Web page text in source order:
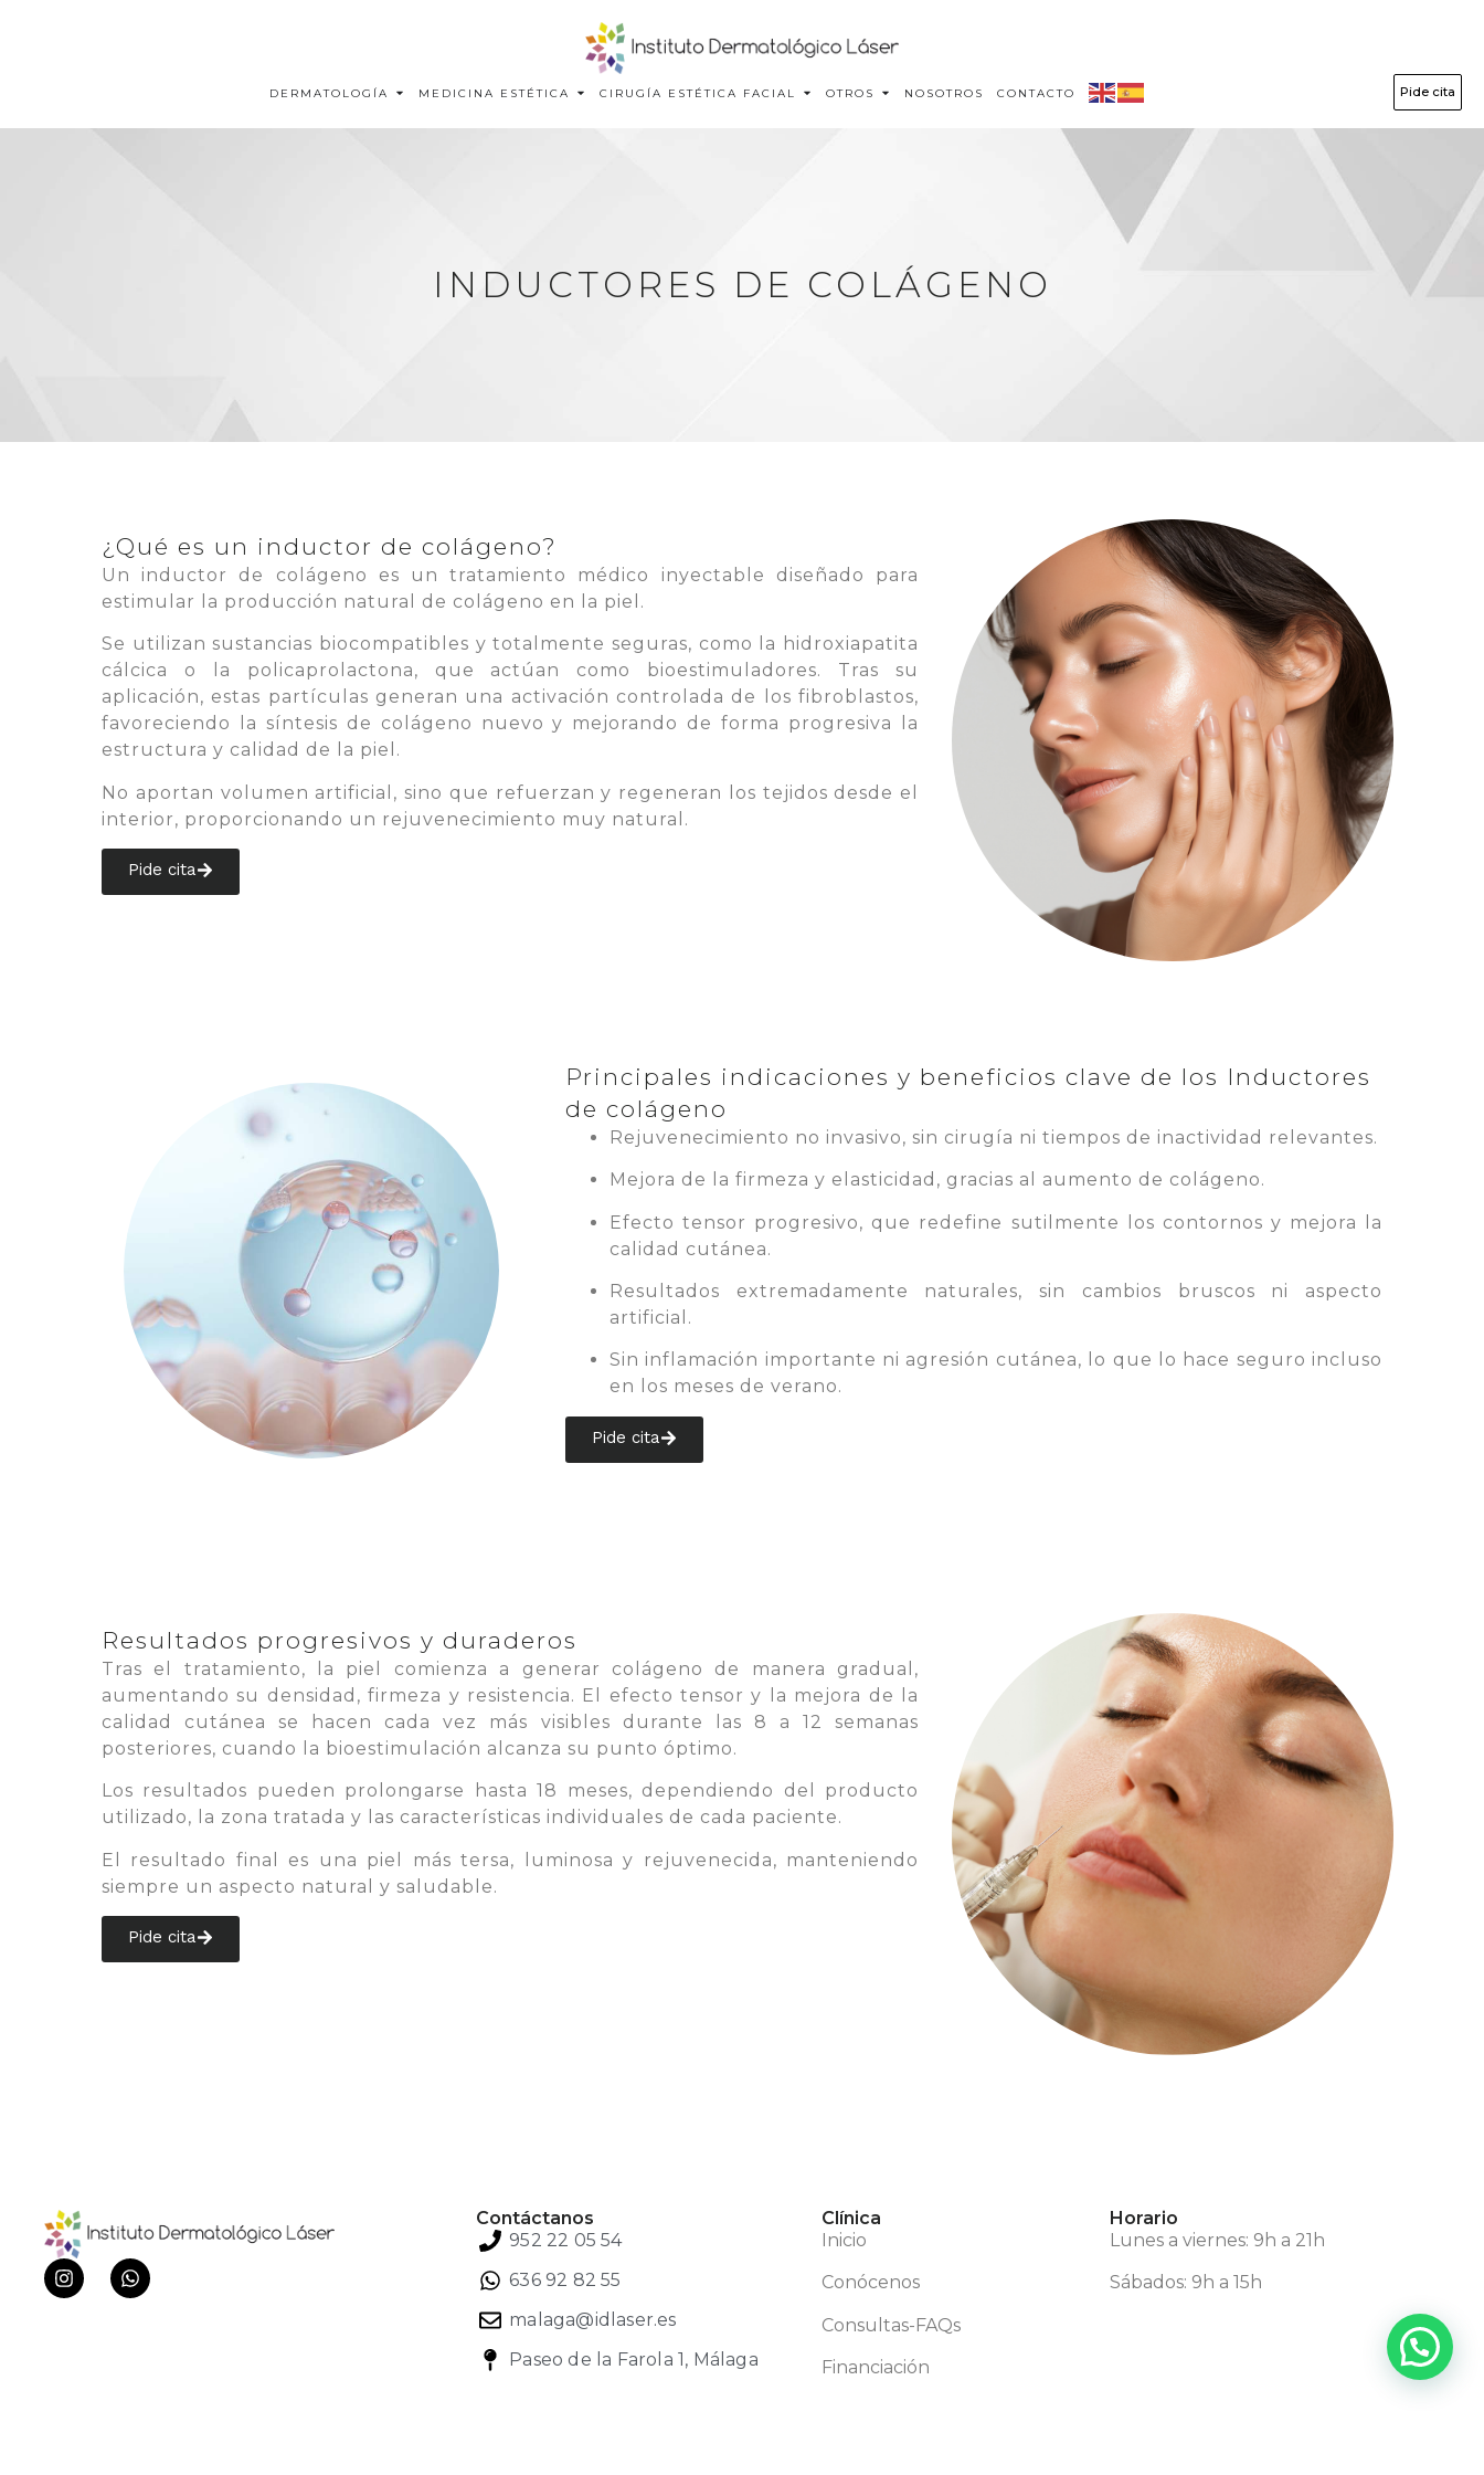
DERMATOLOGÍA MEDICINA ESTÉTICA CIRUGÍA ESTÉTICA FACIAL OTROS NOSOTROS CONTACTO Pide cita
INDUCTORES DE COLÁGENO
¿Qué es un inductor de colágeno?
Un inductor de colágeno es un tratamiento médico inyectable diseñado para
estimular la producción natural de colágeno en la piel.
Se utilizan sustancias biocompatibles y totalmente seguras, como la hidroxiapatita
cálcica o la policaprolactona, que actúan como bioestimuladores. Tras su
aplicación, estas partículas generan una activación controlada de los fibroblastos,
favoreciendo la síntesis de colágeno nuevo y mejorando de forma progresiva la
estructura y calidad de la piel.
No aportan volumen artificial, sino que refuerzan y regeneran los tejidos desde el
interior, proporcionando un rejuvenecimiento muy natural.
Pide cita
Principales indicaciones y beneficios clave de los Inductores
de colágeno
Rejuvenecimiento no invasivo, sin cirugía ni tiempos de inactividad relevantes.
Mejora de la firmeza y elasticidad, gracias al aumento de colágeno.
Efecto tensor progresivo, que redefine sutilmente los contornos y mejora la
calidad cutánea.
Resultados extremadamente naturales, sin cambios bruscos ni aspecto
artificial.
Sin inflamación importante ni agresión cutánea, lo que lo hace seguro incluso
en los meses de verano.
Pide cita
Resultados progresivos y duraderos
Tras el tratamiento, la piel comienza a generar colágeno de manera gradual,
aumentando su densidad, firmeza y resistencia. El efecto tensor y la mejora de la
calidad cutánea se hacen cada vez más visibles durante las 8 a 12 semanas
posteriores, cuando la bioestimulación alcanza su punto óptimo.
Los resultados pueden prolongarse hasta 18 meses, dependiendo del producto
utilizado, la zona tratada y las características individuales de cada paciente.
El resultado final es una piel más tersa, luminosa y rejuvenecida, manteniendo
siempre un aspecto natural y saludable.
Pide cita
Contáctanos
952 22 05 54
636 92 82 55
malaga@idlaser.es
Paseo de la Farola 1, Málaga
Clínica
Inicio
Conócenos
Consultas-FAQs
Financiación
Horario
Lunes a viernes: 9h a 21h
Sábados: 9h a 15h